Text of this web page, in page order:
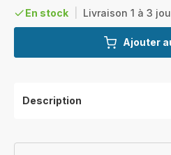
En stock Livraison 1 à 3
Ajouter
Description